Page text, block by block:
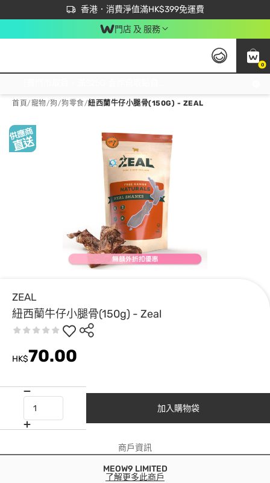
香港．消費淨值滿HK$399免運費
立即成為易賞錢會員盡享獨家優惠
首次APP下單買滿$450 輸入 NEWAPP 即減$50
門店 及 服務
0
首頁/寵物/狗/狗零食/紐西蘭牛仔小腿骨(150G) - ZEAL
ZEAL
紐西蘭牛仔小腿骨(150g) - Zeal
HK$70.00
加入購物袋
商戶資訊
MEOW9 LIMITED
了解更多此商戶